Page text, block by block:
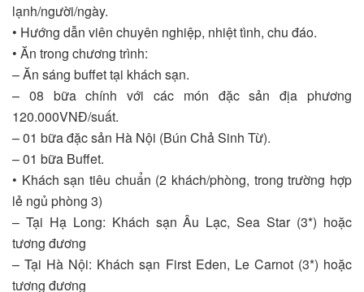
lạnh/người/ngày.
• Hướng dẫn viên chuyên nghiệp, nhiệt tình, chu đáo.
• Ăn trong chương trình:
– Ăn sáng buffet tại khách sạn.
– 08 bữa chính với các món đặc sản địa phương
120.000VNĐ/suất.
– 01 bữa đặc sản Hà Nội (Bún Chả Sinh Từ).
– 01 bữa Buffet.
• Khách sạn tiêu chuẩn (2 khách/phòng, trong trường hợp
lẻ ngủ phòng 3)
– Tại Hạ Long: Khách sạn Âu Lạc, Sea Star (3*) hoặc
tương đương
– Tại Hà Nội: Khách sạn First Eden, Le Carnot (3*) hoặc
tương đương